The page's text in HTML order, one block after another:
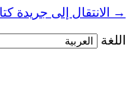
→ الانتقال إلى جريدة
اللغة